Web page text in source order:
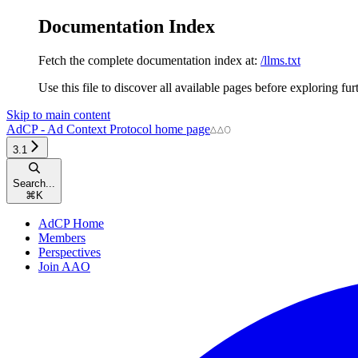
Documentation Index
Fetch the complete documentation index at: /llms.txt
Use this file to discover all available pages before exploring
Skip to main content
AdCP - Ad Context Protocol home page
3.1
Search...
⌘ K
AdCP Home
Members
Perspectives
Join AAO